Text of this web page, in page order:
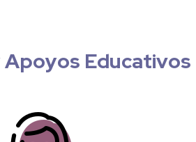
Educativos